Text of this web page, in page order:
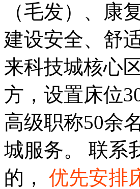
（毛发）、康
建设安全、舒
来科技城核心
方，设置床位
高级职称50余
城服务。 联系
的， 优先安排